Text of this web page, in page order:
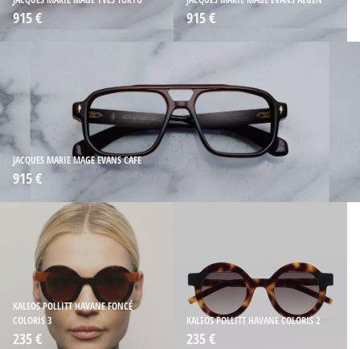
915 € 915 €
JACQUES MARIE MAGE EVANS CAFE
915 €
KALEOS POLLITT HAVANE FONCÉ
COLORIS 3
235 €
KALEOS POLLITT HAVANE COLORIS 2
235 €